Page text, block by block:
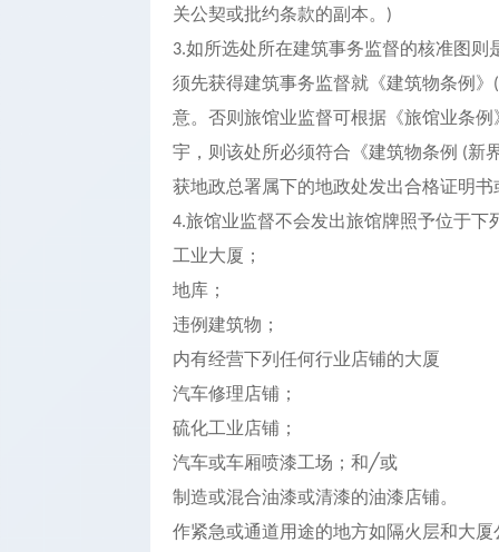
关公契或批约条款的副本。 )
3.如所选处所在建筑事务监督的核准图
须先获得建筑事务监督就《建筑物条例》 (
意。否则旅馆业监督可根据《旅馆业条
宇，则该处所必须符合《建筑物条例 (新
获地政总署属下的地政处发出合格证明
4.旅馆业监督不会发出旅馆牌照予位于下
工业大厦；
地库；
违例建筑物；
内有经营下列任何行业店铺的大厦
汽车修理店铺；
硫化工业店铺；
汽车或车厢喷漆工场；和╱或
制造或混合油漆或清漆的油漆店铺。
作紧急或通道用途的地方如隔火层和大厦